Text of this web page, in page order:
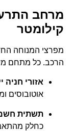
מרחב
קילומטר
מפרצי המנוחה
הרכב. כל מתחם
אזורי חניה
אוטובוסים
תשתית
כחלק